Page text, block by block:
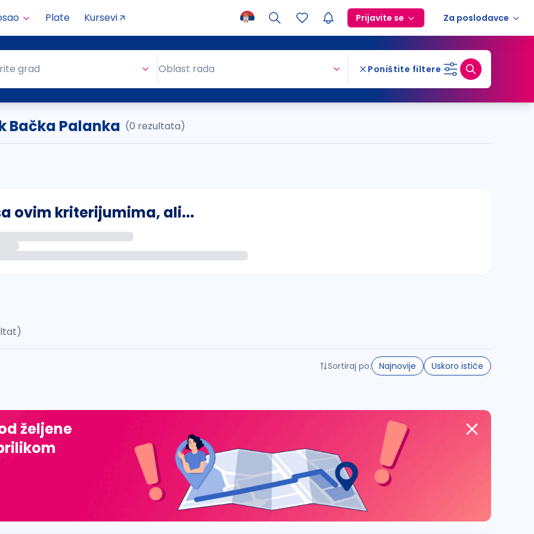
Plate Kursevi Prijavite se Za poslodavce
grad Oblast rada Poništite filtere
Bačka Palanka (0 rezultata)
ovim kriterijumima, ali...
đ, ž, dž)
Sortiraj po: Najnovije Uskoro ističe
željene